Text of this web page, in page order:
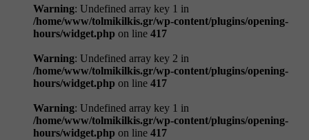
Warning: Undefined array key 1 in
/home/www/tolmikilkis.gr/wp-content/plugins/opening-
hours/widget.php on line 417
Warning: Undefined array key 2 in
/home/www/tolmikilkis.gr/wp-content/plugins/opening-
hours/widget.php on line 417
Warning: Undefined array key 1 in
/home/www/tolmikilkis.gr/wp-content/plugins/opening-
hours/widget.php on line 417